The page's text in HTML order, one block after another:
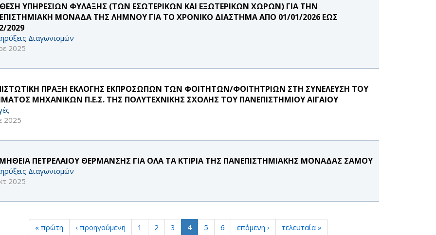
ΥΠΗΡΕΣΙΩΝ ΦΥΛΑΞΗΣ (ΤΩΝ ΕΣΩΤΕΡΙΚΩΝ ΚΑΙ ΕΞΩΤΕΡΙΚΩΝ ΧΩΡΩΝ) ΓΙΑ ΤΗΝ
ΜΟΝΑΔΑ ΤΗΣ ΛΗΜΝΟΥ ΓΙΑ ΤΟ ΧΡΟΝΙΚΟ ΔΙΑΣΤΗΜΑ ΑΠΟ 01/01/2026 ΕΩΣ
2029
Διαγωνισμών
2025
ΠΡΑΞΗ ΕΚΛΟΓΗΣ ΕΚΠΡΟΣΩΠΩΝ ΤΩΝ ΦΟΙΤΗΤΩΝ/ΦΟΙΤΗΤΡΙΩΝ ΣΤΗ ΣΥΝΕΛΕΥΣΗ ΤΟΥ
ΜΗΧΑΝΙΚΩΝ Π.Ε.Σ. ΤΗΣ ΠΟΛΥΤΕΧΝΙΚΗΣ ΣΧΟΛΗΣ ΤΟΥ ΠΑΝΕΠΙΣΤΗΜΙΟΥ ΑΙΓΑΙΟΥ
2025
ΠΕΤΡΕΛΑΙΟΥ ΘΕΡΜΑΝΣΗΣ ΓΙΑ ΟΛΑ ΤΑ ΚΤΙΡΙΑ ΤΗΣ ΠΑΝΕΠΙΣΤΗΜΙΑΚΗΣ ΜΟΝΑΔΑΣ ΣΑΜΟΥ
Διαγωνισμών
2025
« πρώτη ‹ προηγούμενη 1 2 3 4 5 6 επόμενη › τελευταία »